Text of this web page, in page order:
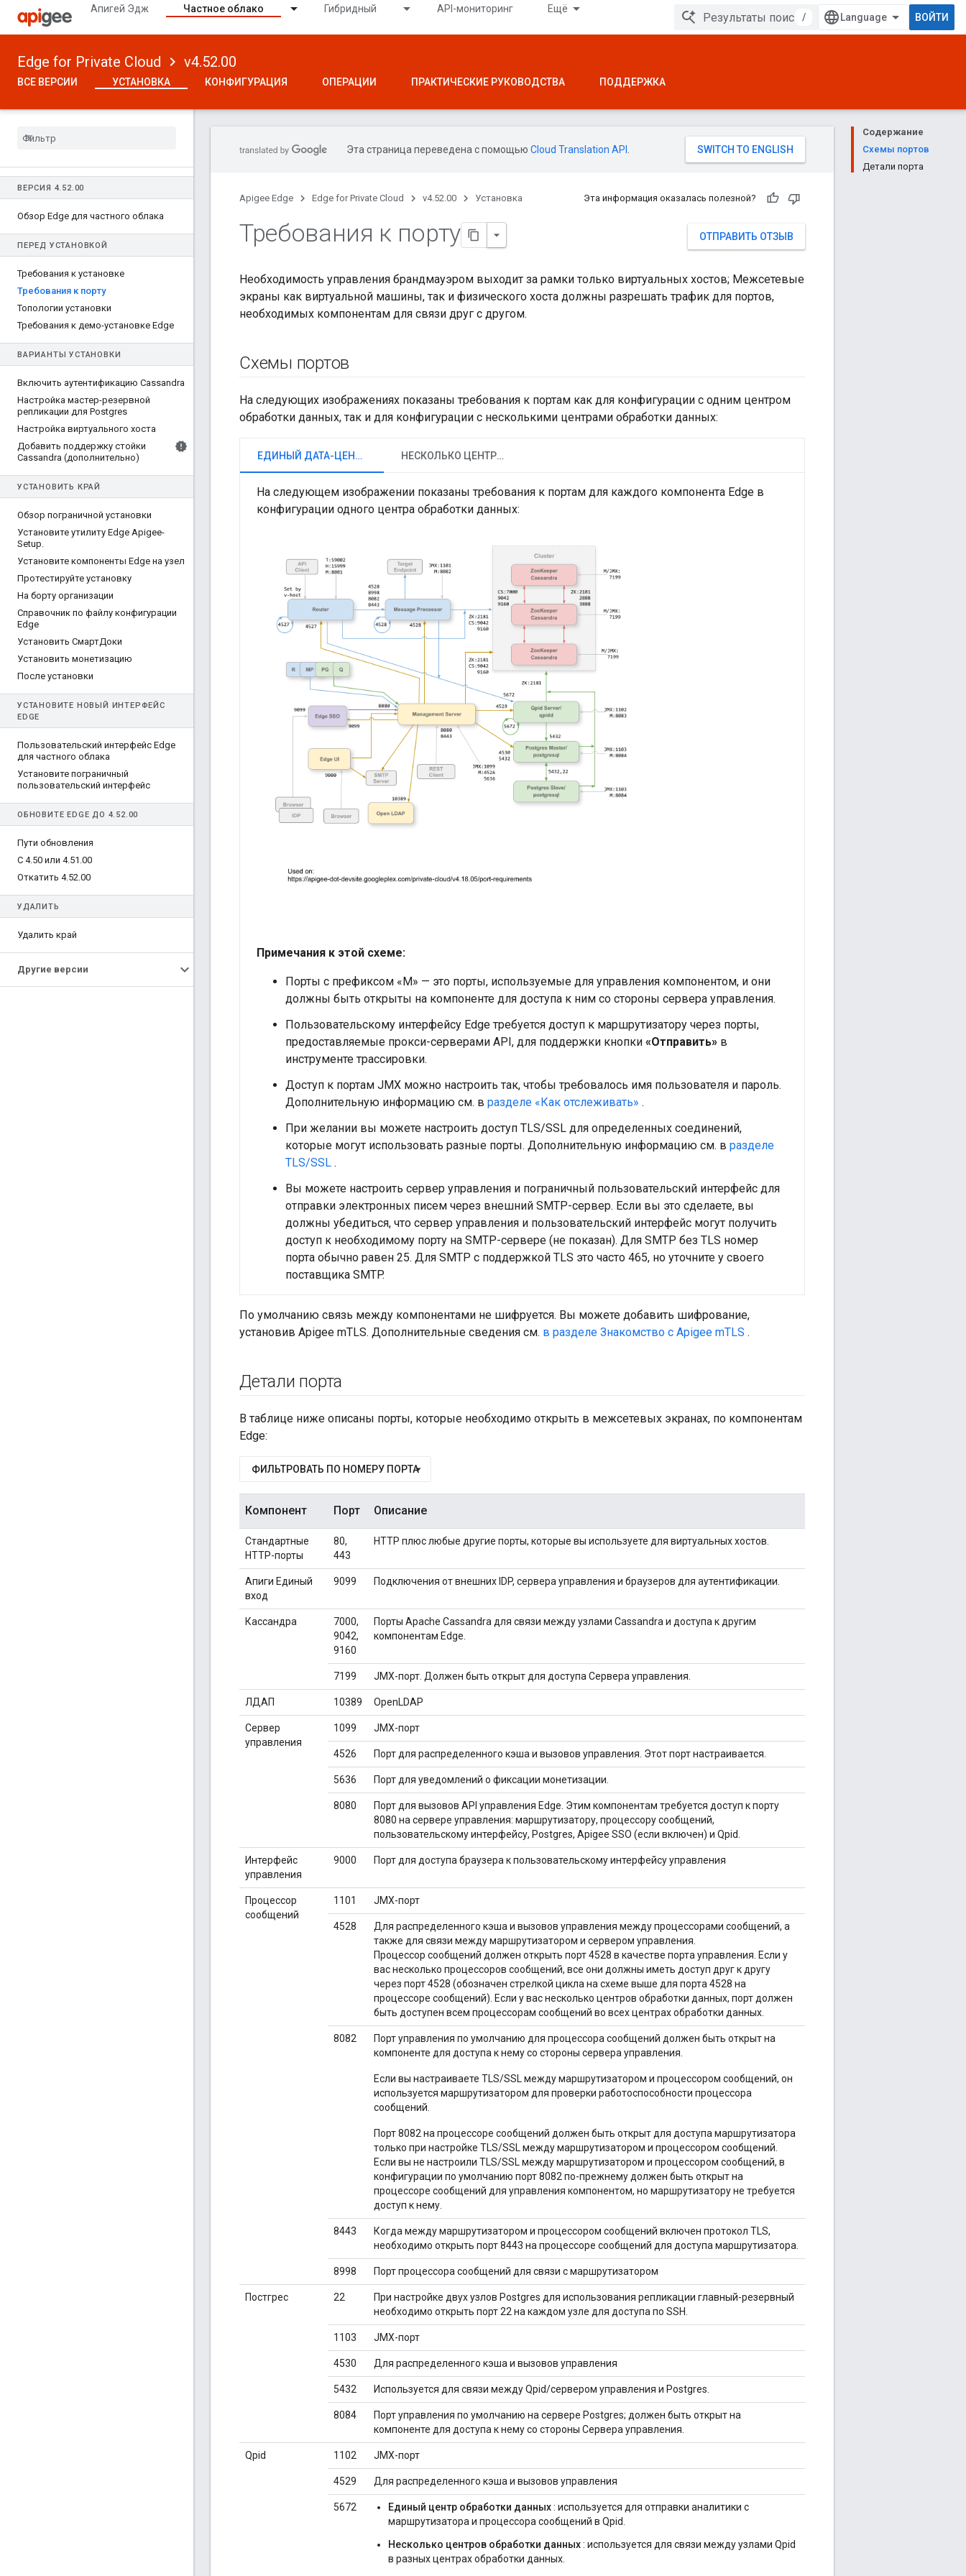
Апигей Эдж Частное облако Гибридный API-мониторинг Ещё
/ ВОЙТИ
Edge for Private Cloud v4.52.00
ВСЕ ВЕРСИИ УСТАНОВКА КОНФИГУРАЦИЯ ОПЕРАЦИИ ПРАКТИЧЕСКИЕ РУКОВОДСТВА ПОДДЕРЖКА
ВЕРСИЯ 4. 52.00
Обзор Edge для частного облака
ПЕРЕД УСТАНОВКОЙ
Требования к установке
Требования к порту
Топологии установки
Требования к демо-установке Edge
ВАРИАНТЫ УСТАНОВКИ
Включить аутентификацию Cassandra
Настройка мастер-резервной
репликации для Postgres
Настройка виртуального хоста
Добавить поддержку стойки
Cassandra (дополнительно)
УСТАНОВИТЬ КРАЙ
Обзор пограничной установки
Установите утилиту Edge Apigee-
Setup.
Установите компоненты Edge на узел
Протестируйте установку
На борту организации
Справочник по файлу конфигурации
Edge
Установить СмартДоки
Установить монетизацию
После установки
УСТАНОВИТЕ НОВЫЙ ИНТЕРФЕЙС
EDGE
Пользовательский интерфейс Edge
для частного облака
Установите пограничный
пользовательский интерфейс
ОБНОВИТЕ EDGE ДО 4. 52.00
Пути обновления
С 4.50 или 4.51 .00
Откатить 4.52.00
УДАЛИТЬ
Удалить край
Другие версии
Содержание
Схемы портов
Детали порта
Эта страница переведена с помощью Cloud Translation API
Apigee Edge Edge for Private Cloud v4.52.00 Установка Эта информация оказалась полезной?
ОТПРАВИТЬ ОТЗЫВ
Требования к порту
Необходимость управления брандмауэром выходит за рамки только виртуальных хостов; Межсетевые
экраны как виртуальной машины, так и физического хоста должны разрешать трафик для портов,
необходимых компонентам для связи друг с другом.
Схемы портов
На следующих изображениях показаны требования к портам как для конфигурации с одним центром
обработки данных, так и для конфигурации с несколькими центрами обработки данных:
ЕДИНЫЙ ДАТА-ЦЕНТР НЕСКОЛЬКО ЦЕНТРОВ ОБРАБОТКИ ДАННЫХ
На следующем изображении показаны требования к портам для каждого компонента Edge в
конфигурации одного центра обработки данных:
Примечания к этой схеме:
Порты с префиксом «M» — это порты, используемые для управления компонентом, и они
должны быть открыты на компоненте для доступа к ним со стороны сервера управления.
Пользовательскому интерфейсу Edge требуется доступ к маршрутизатору через порты,
предоставляемые прокси-серверами API, для поддержки кнопки «Отправить» в
инструменте трассировки.
Доступ к портам JMX можно настроить так, чтобы требовалось имя пользователя и пароль.
Дополнительную информацию см. в разделе «Как отслеживать» .
При желании вы можете настроить доступ TLS/SSL для определенных соединений,
которые могут использовать разные порты. Дополнительную информацию см. в разделе
TLS/SSL .
Вы можете настроить сервер управления и пограничный пользовательский интерфейс для
отправки электронных писем через внешний SMTP-сервер. Если вы это сделаете, вы
должны убедиться, что сервер управления и пользовательский интерфейс могут получить
доступ к необходимому порту на SMTP-сервере (не показан). Для SMTP без TLS номер
порта обычно равен 25. Для SMTP с поддержкой TLS это часто 465, но уточните у своего
поставщика SMTP.
По умолчанию связь между компонентами не шифруется. Вы можете добавить шифрование,
установив Apigee mTLS. Дополнительные сведения см. в разделе Знакомство с Apigee mTLS .
Детали порта
В таблице ниже описаны порты, которые необходимо открыть в межсетевых экранах, по компонентам
Edge:
ФИЛЬТРОВАТЬ ПО НОМЕРУ ПОРТА
Компонент Порт Описание
Стандартные
HTTP-порты
80,
443
HTTP плюс любые другие порты, которые вы используете для виртуальных хостов.
Апиги Единый
вход
9099 Подключения от внешних IDP, сервера управления и браузеров для аутентификации.
Кассандра
7000,
9042,
9160
Порты Apache Cassandra для связи между узлами Cassandra и доступа к другим
компонентам Edge.
7199 JMX-порт. Должен быть открыт для доступа Сервера управления.
ЛДАП 10389 OpenLDAP
Сервер
управления
1099 JMX-порт
4526 Порт для распределенного кэша и вызовов управления. Этот порт настраивается.
5636 Порт для уведомлений о фиксации монетизации.
8080
Порт для вызовов API управления Edge. Этим компонентам требуется доступ к порту
8080 на сервере управления: маршрутизатору, процессору сообщений,
пользовательскому интерфейсу, Postgres, Apigee SSO (если включен) и Qpid.
Интерфейс
управления
9000 Порт для доступа браузера к пользовательскому интерфейсу управления
Процессор
сообщений
1101 JMX-порт
4528
Для распределенного кэша и вызовов управления между процессорами сообщений, а
также для связи между маршрутизатором и сервером управления.
Процессор сообщений должен открыть порт 4528 в качестве порта управления. Если у
вас несколько процессоров сообщений, все они должны иметь доступ друг к другу
через порт 4528 (обозначен стрелкой цикла на схеме выше для порта 4528 на
процессоре сообщений). Если у вас несколько центров обработки данных, порт должен
быть доступен всем процессорам сообщений во всех центрах обработки данных.
8082
Порт управления по умолчанию для процессора сообщений должен быть открыт на
компоненте для доступа к нему со стороны сервера управления.
Если вы настраиваете TLS/SSL между маршрутизатором и процессором сообщений, он
используется маршрутизатором для проверки работоспособности процессора
сообщений.
Порт 8082 на процессоре сообщений должен быть открыт для доступа маршрутизатора
только при настройке TLS/SSL между маршрутизатором и процессором сообщений.
Если вы не настроили TLS/SSL между маршрутизатором и процессором сообщений, в
конфигурации по умолчанию порт 8082 по-прежнему должен быть открыт на
процессоре сообщений для управления компонентом, но маршрутизатору не требуется
доступ к нему.
8443
Когда между маршрутизатором и процессором сообщений включен протокол TLS,
необходимо открыть порт 8443 на процессоре сообщений для доступа маршрутизатора.
8998 Порт процессора сообщений для связи с маршрутизатором
Постгрес 22
При настройке двух узлов Postgres для использования репликации главный-резервный
необходимо открыть порт 22 на каждом узле для доступа по SSH.
1103 JMX-порт
4530 Для распределенного кэша и вызовов управления
5432 Используется для связи между Qpid/сервером управления и Postgres.
8084
Порт управления по умолчанию на сервере Postgres; должен быть открыт на
компоненте для доступа к нему со стороны Сервера управления.
Qpid 1102 JMX-порт
4529 Для распределенного кэша и вызовов управления
5672 Единый центр обработки данных: используется для отправки аналитики с
маршрутизатора и процессора сообщений в Qpid.
Несколько центров обработки данных: используется для связи между узлами Qpid
в разных центрах обработки данных.